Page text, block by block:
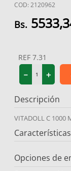
COD: 2120962
5533,
REF 7.31
＋
－
Descripción
VITADOLL C 1000
Características
Opciones de
6.
linezolid
7.
champu
.
protector
medias